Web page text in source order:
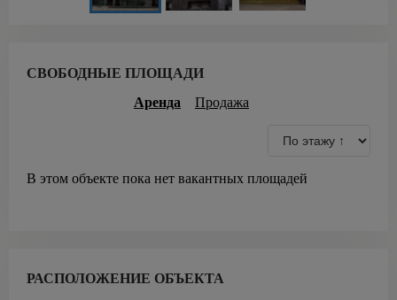
СВОБОДНЫЕ ПЛОЩАДИ
Аренда
Продажа
В этом объекте пока нет вакантных площадей
РАСПОЛОЖЕНИЕ ОБЪЕКТА